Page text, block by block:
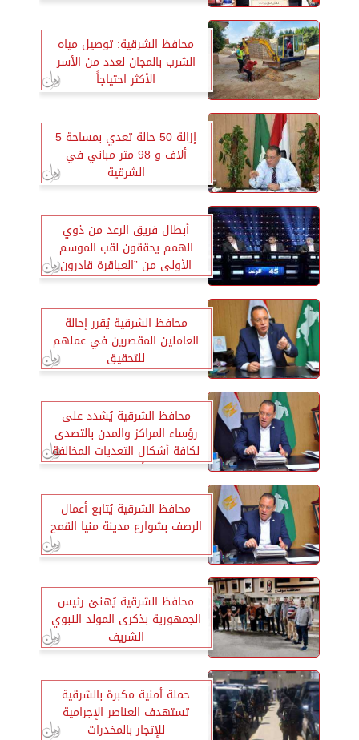
محافظ الشرقية: توصيل مياه
الشرب بالمجان لعدد من الأسر
الأكثر احتياجاً
إزالة 50 حالة تعدي بمساحة 5
ألاف و 98 متر مباني في
الشرقية
أبطال فريق الرعد من ذوي
الهمم يحققون لقب الموسم
الأولى من ”العباقرة قادرون
باختلاف”
محافظ الشرقية يُقرر إحالة
العاملين المقصرين في عملهم
للتحقيق
محافظ الشرقية يُشدد على
رؤساء المراكز والمدن بالتصدى
لكافة أشكال التعديات المخالفة
على الأراضى الزراعية
محافظ الشرقية يُتابع أعمال
الرصف بشوارع مدينة منيا القمح
محافظ الشرقية يُهنئ رئيس
الجمهورية بذكرى المولد النبوي
الشريف
حملة أمنية مكبرة بالشرقية
تستهدف العناصر الإجرامية
للإتجار بالمخدرات